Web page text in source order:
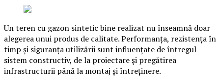
Un teren cu gazon sintetic bine realizat nu înseamnă doar
alegerea unui produs de calitate. Performanța, rezistența în
timp și siguranța utilizării sunt influențate de întregul
sistem constructiv, de la proiectare și pregătirea
infrastructurii până la montaj și întreținere.